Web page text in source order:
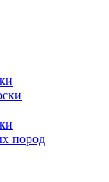
пород